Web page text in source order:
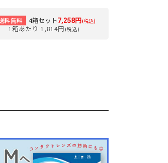
料無料 4箱セット7,258円 (税込)
1箱あたり 1,814円 (税込)